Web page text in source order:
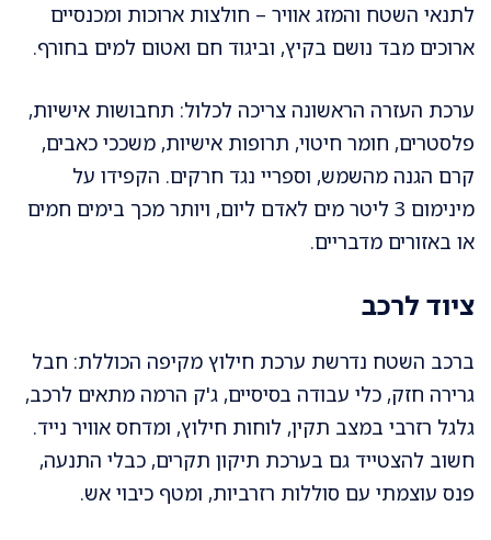
לתנאי השטח והמזג אוויר – חולצות ארוכות ומכנסיים
ארוכים מבד נושם בקיץ, וביגוד חם ואטום למים בחורף.
ערכת העזרה הראשונה צריכה לכלול: תחבושות אישיות,
פלסטרים, חומר חיטוי, תרופות אישיות, משככי כאבים,
קרם הגנה מהשמש, וספריי נגד חרקים. הקפידו על
מינימום 3 ליטר מים לאדם ליום, ויותר מכך בימים חמים
או באזורים מדבריים.
ציוד לרכב
ברכב השטח נדרשת ערכת חילוץ מקיפה הכוללת: חבל
גרירה חזק, כלי עבודה בסיסיים, ג'ק הרמה מתאים לרכב,
גלגל רזרבי במצב תקין, לוחות חילוץ, ומדחס אוויר נייד.
חשוב להצטייד גם בערכת תיקון תקרים, כבלי התנעה,
פנס עוצמתי עם סוללות רזרביות, ומטף כיבוי אש.